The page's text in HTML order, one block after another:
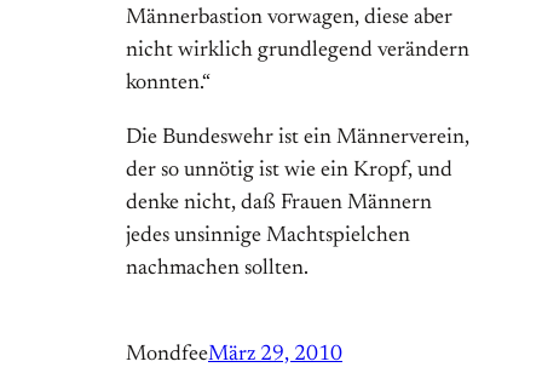
Männerbastion vorwagen, diese aber
nicht wirklich grundlegend verändern
konnten.“
Die Bundeswehr ist ein Männerverein,
der so unnötig ist wie ein Kropf, und
denke nicht, daß Frauen Männern
jedes unsinnige Machtspielchen
nachmachen sollten.
MondfeeMärz 29, 2010